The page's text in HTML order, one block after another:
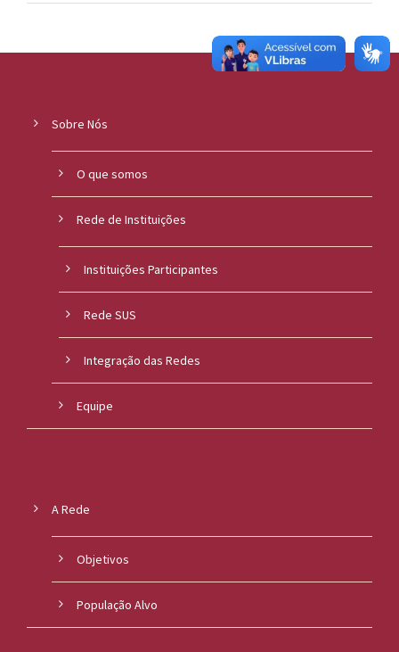
Sobre Nós
O que somos
Rede de Instituições
Instituições Participantes
Rede SUS
Integração das Redes
Equipe
A Rede
Objetivos
População Alvo